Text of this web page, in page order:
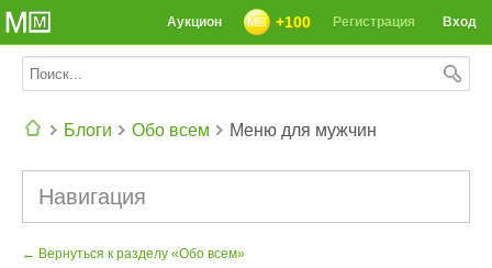
СЕГОДНЯ: 39142 РЕЦЕПТА
Вход
Регистрация
+100
Аукцион
Блоги Обо всем Меню для мужчин
Навигация
← Вернуться к разделу «Обо всем»